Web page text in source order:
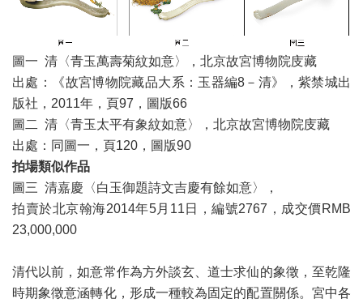
圖一 清〈青玉萬壽菊紋如意〉，北京故宮博物院庋藏
出處：《故宮博物院藏品大系：玉器編8－清》，紫禁城出
版社，2011年，頁97，圖版66
圖二 清〈青玉太平有象紋如意〉，北京故宮博物院庋藏
出處：同圖一，頁120，圖版90
拍場類似作品
圖三 清嘉慶〈白玉御題詩文吉慶有餘如意〉，
拍賣於北京翰海2014年5月11日，編號2767，成交價RMB
23,000,000
清代以前，如意常作為方外談玄、道士求仙的象徵，至乾隆
時期象徵意涵轉化，形成一種較為固定的配置關係。宮中各